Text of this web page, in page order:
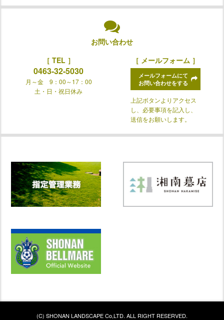
お問い合わせ
［ TEL ］
0463-32-5030
月～金 9：00～17：00
土・日・祝日休み
［ メールフォーム ］
メールフォームにて
お問い合わせをする
上記ボタンよりアクセス
し、必要事項を記入し、
送信をお願いします。
(C) SHONAN LANDSCAPE Co,LTD. ALL RIGHT RESERVED.